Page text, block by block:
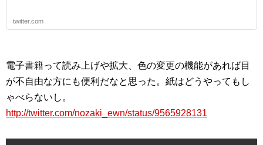
twitter.com
電子書籍って読み上げや拡大、色の変更の機能があれば目
が不自由な方にも便利だなと思った。紙はどうやってもし
ゃべらないし。
http://twitter.com/nozaki_ewn/status/9565928131